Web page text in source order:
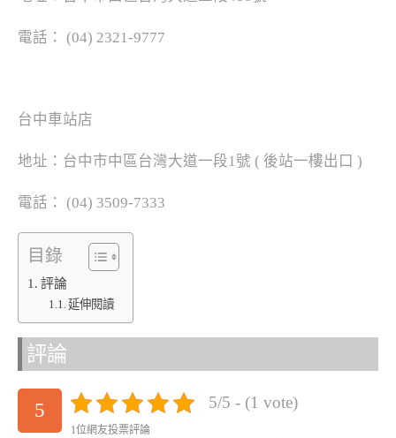
電話： (04) 2321-9777
台中車站店
地址：台中市中區台灣大道一段1號 ( 後站一樓出口 )
電話： (04) 3509-7333
目錄
評論
延伸閱讀
評論
5 5/5 - (1 vote)
1位網友投票評論